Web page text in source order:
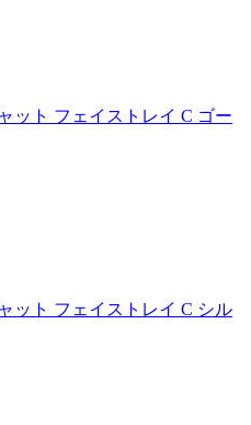
ット フェイストレイ C ゴー
ット フェイストレイ C シル